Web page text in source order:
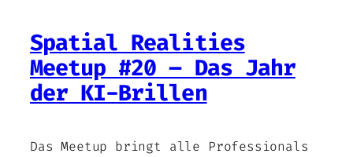
Spatial Realities
Meetup #20 – Das Jahr
der KI-Brillen
Das Meetup bringt alle Professionals